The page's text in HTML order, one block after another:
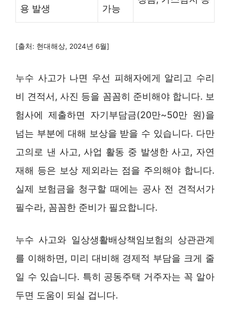
용 발생 가능
[출처: 현대해상, 2024년 6월]
누수 사고가 나면 우선 피해자에게 알리고 수리
비 견적서, 사진 등을 꼼꼼히 준비해야 합니다. 보
험사에 제출하면 자기부담금(20만~50만 원)을
넘는 부분에 대해 보상을 받을 수 있습니다. 다만
고의로 낸 사고, 사업 활동 중 발생한 사고, 자연
재해 등은 보상 제외라는 점을 주의해야 합니다.
실제 보험금을 청구할 때에는 공사 전 견적서가
필수라, 꼼꼼한 준비가 필요합니다.
누수 사고와 일상생활배상책임보험의 상관관계
를 이해하면, 미리 대비해 경제적 부담을 크게 줄
일 수 있습니다. 특히 공동주택 거주자는 꼭 알아
두면 도움이 되실 겁니다.